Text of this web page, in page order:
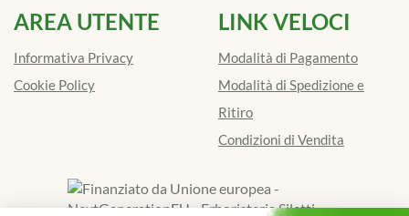
AREA UTENTE
Informativa Privacy
Cookie Policy
LINK VELOCI
Modalità di Pagamento
Modalità di Spedizione e
Ritiro
Condizioni di Vendita